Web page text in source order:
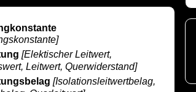
[Elektischer Leitwert,
Leitwert, Querwiderstand]
[Isolationsleitwertbelag,